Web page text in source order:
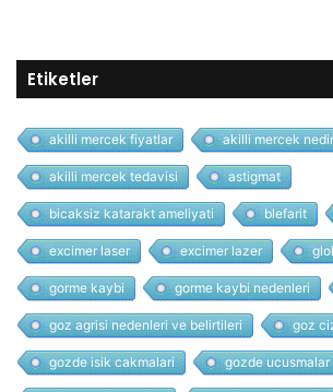
Etiketler
akilli mercek fiyatlar akilli mercek nedir
akilli mercek tedavisi astigmat
bicaksiz katarakt ameliyati blefarit
excimer laser excimer lazer
gorme kaybi gorme kaybi nedenleri
goz agrisi nedenleri ve belirtileri goz
gozde isik cakmalari gozde ucusmalar